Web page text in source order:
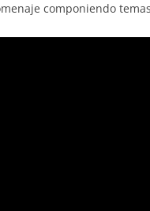
componiendo